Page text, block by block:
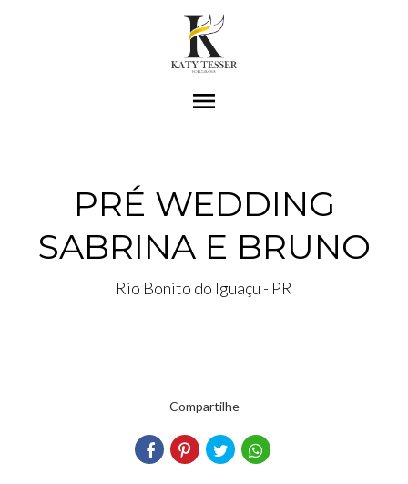
menu
PRÉ WEDDING
SABRINA E BRUNO
Rio Bonito do Iguaçu - PR
Compartilhe